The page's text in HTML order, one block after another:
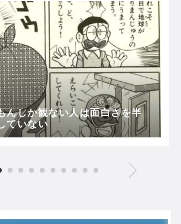
んしか観ない人は面白さを半
ていない